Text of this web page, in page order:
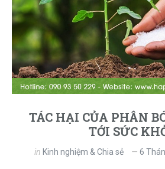
TÁC HẠI CỦA PHÂN
TỚI SỨC
in Kinh nghiệm & Chia sẻ 6